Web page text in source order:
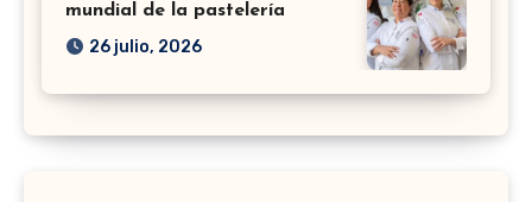
mundial de la pastelería
26 julio, 2026